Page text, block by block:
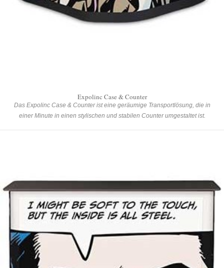
Expolinc Case & Counter
Das Expolinc Case & Counter ist eine geräumige Transportlösung, die in
einer Minute in einen stylischen und stabilen Counter umgestaltet ist.